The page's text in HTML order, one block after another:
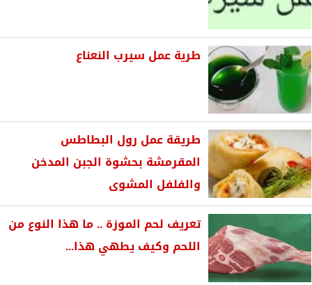
طرية عمل سيرب النعناع
طريقة عمل رول البطاطس
المقرمشة بحشوة الجبن المدخن
والفلفل المشوى
تعريف لحم الموزة .. ما هذا النوع من
اللحم وكيف يطهي هذا...